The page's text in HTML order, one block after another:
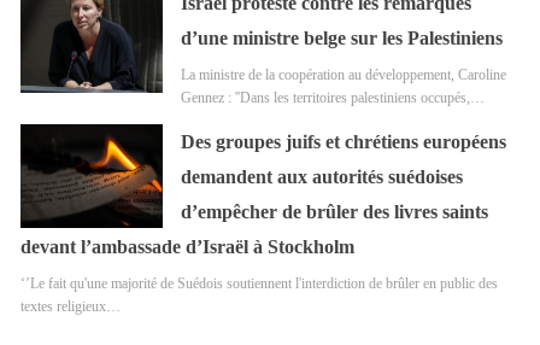
d’une ministre belge sur les Palestiniens
La ministre de la coopération au développement, Caroline
Gennez : ''Dans les territoires palestiniens occupés,…
Des groupes juifs et chrétiens européens
demandent aux autorités suédoises
d’empêcher de brûler des livres saints
devant l’ambassade d’Israël à Stockholm
‘’Le fait qu'une majorité de Suédois soutiennent l'interdiction de brûler en public des
textes religieux…